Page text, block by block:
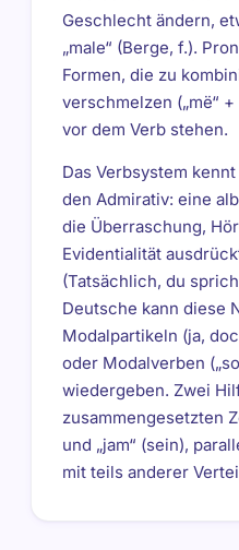
Geschlecht ändern,
„male“ (Berge, f.).
Formen, die zu
verschmelzen („më“
vor dem Verb stehen.
Das Verbsystem
den Admirativ: eine
die Überraschung,
Evidentialität
(Tatsächlich, du
Deutsche kann diese
Modalpartikeln (ja,
oder Modalverben
wiedergeben. Zwei
zusammengesetzten
und „jam“ (sein),
mit teils anderer